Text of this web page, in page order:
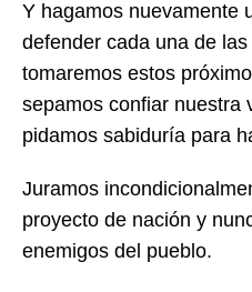
Y hagamos nuevamente
defender cada una de
tomaremos estos
sepamos confiar nuestra
pidamos sabiduría para
Juramos
proyecto de nación y
enemigos del pueblo.